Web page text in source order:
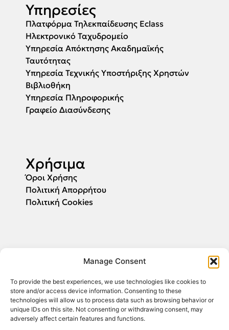
Manage Consent
To provide the best experiences, we use technologies like cookies to
store and/or access device information. Consenting to these
technologies will allow us to process data such as browsing behavior or
unique IDs on this site. Not consenting or withdrawing consent, may
adversely affect certain features and functions.
Υπηρεσίες
Πλατφόρμα Τηλεκπαίδευσης Eclass
Ηλεκτρονικό Ταχυδρομείο
Υπηρεσία Απόκτησης Ακαδημαϊκής
Ταυτότητας
Υπηρεσία Τεχνικής Υποστήριξης Χρηστών
Βιβλιοθήκη
Υπηρεσία Πληροφορικής
Γραφείο Διασύνδεσης
Χρήσιμα
Όροι Χρήσης
Πολιτική Απορρήτου
Πολιτική Cookies
Συμπληρώστε το email σας και θα σας
αιτήσεων.